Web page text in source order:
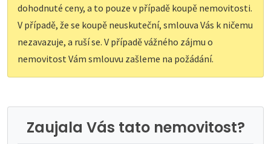
dohodnuté ceny, a to pouze v případě koupě nemovitosti.
V případě, že se koupě neuskuteční, smlouva Vás k ničemu
nezavazuje, a ruší se. V případě vážného zájmu o
nemovitost Vám smlouvu zašleme na požádání.
Zaujala Vás tato nemovitost?